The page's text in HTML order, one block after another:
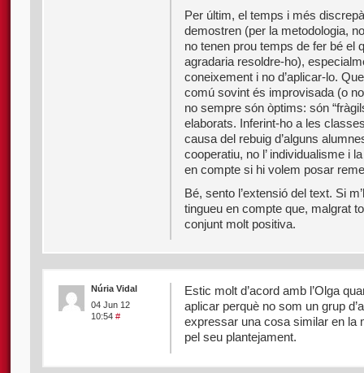
Per últim, el temps i més
demostren (per la metodologia,
no tenen prou temps de fer bé el
agradaria resoldre-ho),
coneixement i no d’aplicar-lo.
comú sovint és improvisada (o
no sempre són òptims: són
elaborats. Inferint-ho a les
causa del rebuig d’alguns
cooperatiu, no l’ individualisme i
en compte si hi volem posar
Bé, sento l’extensió del text. Si
tingueu en compte que, malgrat
conjunt molt positiva.
Núria Vidal
04 Jun 12
10:54 #
Estic molt d’acord amb l’Olga
aplicar perquè no som un grup
expressar una cosa similar en la
pel seu plantejament.